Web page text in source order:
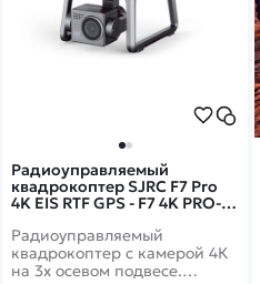
Радиоуправляемый
квадрокоптер SJRC F7 Pro
4K EIS RTF GPS - F7 4K PRO-
Радиоуправляемый
квадрокоптер с камерой 4К
на 3х осевом подвесе.